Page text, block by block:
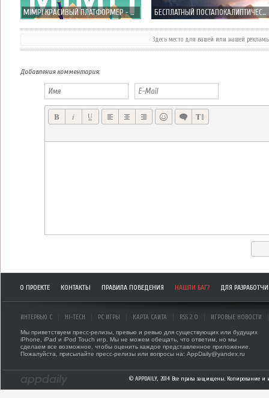
MIMPI КРАСИВЫЙ ПЛАТФОРМЕР - ПОМОГИ ЛУЧШЕМУ ДРУГУ ЧЕЛОВЕКА! БЕСПЛАТНЫЙ ПОСТАПОКАЛИПТИЧЕСКИЙ ШУТЕР
Здесь место для вашей или нашей
Добавления комментария:
О ПРОЕКТЕ КОНТАКТЫ ПРАВИЛА ПОВЕДЕНИЯ НАШЛИ БАГ? ДЛЯ
ИНТЕРВЬЮ С HI-TECH PC ИГРЫ КАРТА САЙТА RSS 2.0 ИГРОВЫЕ НОВОСТИ
Мы приветствуем пресс-релизы, превью и ревью для существующих или будущих
iPhone, iPad и iPod Touch игр. Мы не можем обещать, что ответим, но мы
сделаем все возможное, чтобы оценить каждое представленное приложение.
Пожалуйста, присылайте пресс-релизы или вопросы на: AppDaily@yandex.ru
© APPDAILY, 2014 Все права защищены. Копирование и